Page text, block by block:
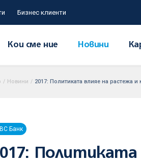
Бизнес клиенти
Кои сме ние Новини
/ Новини / 2017: Политиката влияе на растежа и
Банк